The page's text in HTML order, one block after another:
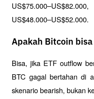
US$48.000–US$52.000.
Apakah Bitcoin
Bisa, jika ETF outflow
BTC gagal bertahan di
skenario bearish, bukan